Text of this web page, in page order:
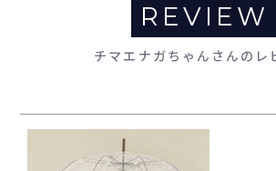
REVIEW
チマエナガちゃんさんのレ